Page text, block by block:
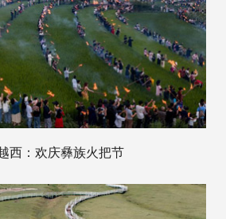
西：欢庆彝族火把节